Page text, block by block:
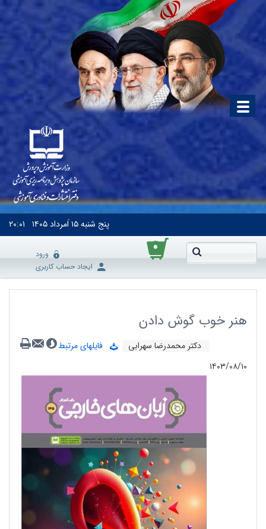
پنج شنبه۱۵ اَمرداد ۱۴۰۵ ۲۰:۰۱
۰
ورود
ایجاد حساب کاربری
هنر خوب گوش‌ دادن
دکتر محمدرضا سهرابی
فایلهای مرتبط
۱۴۰۳/۰۸/۱۰